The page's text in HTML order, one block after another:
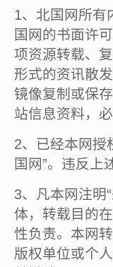
1、北国网所有
国网的书面许
项资源转载、
形式的资讯散
镜像复制或保
站信息资料，
2、已经本网授
国网”。违反上
3、凡本网注明
体，转载目的
性负责。本网
版权单位或个